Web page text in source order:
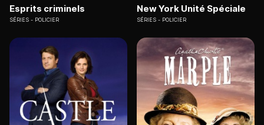
Esprits criminels
SÉRIES POLICIER
New York Unité Spéciale
SÉRIES POLICIER